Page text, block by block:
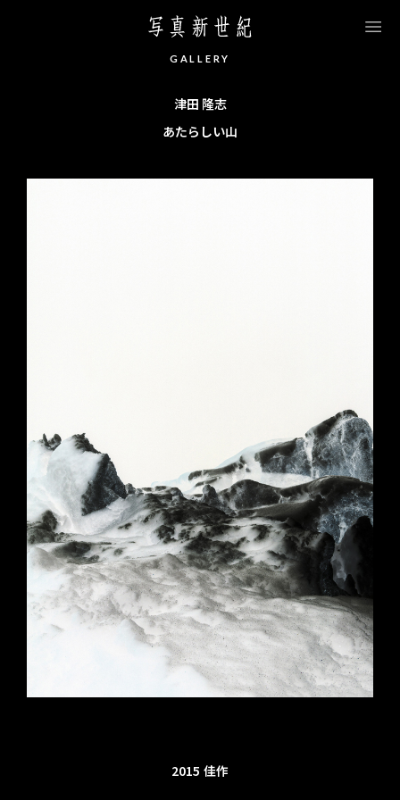
G ALL E RY
津田 隆志
あたらしい山
2015 佳作